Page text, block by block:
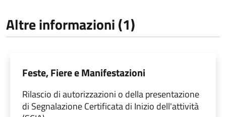
Altre informazioni (1)
Feste, Fiere e Manifestazioni
Rilascio di autorizzazioni o della presentazione
di Segnalazione Certificata di Inizio dell'attività